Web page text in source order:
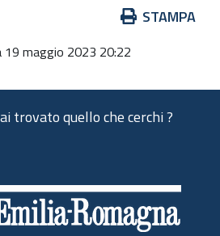
STAMPA
19 maggio 2023 20:22
trovato quello che cerchi ?